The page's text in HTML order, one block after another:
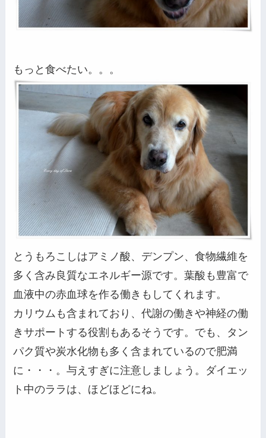
もっと食べたい。。。
とうもろこしはアミノ酸、デンプン、食物繊維を
多く含み良質なエネルギー源です。葉酸も豊富で
血液中の赤血球を作る働きもしてくれます。
カリウムも含まれており、代謝の働きや神経の働
きサポートする役割もあるそうです。でも、タン
パク質や炭水化物も多く含まれているので肥満
に・・・。与えすぎに注意しましょう。ダイエッ
ト中のララは、ほどほどにね。